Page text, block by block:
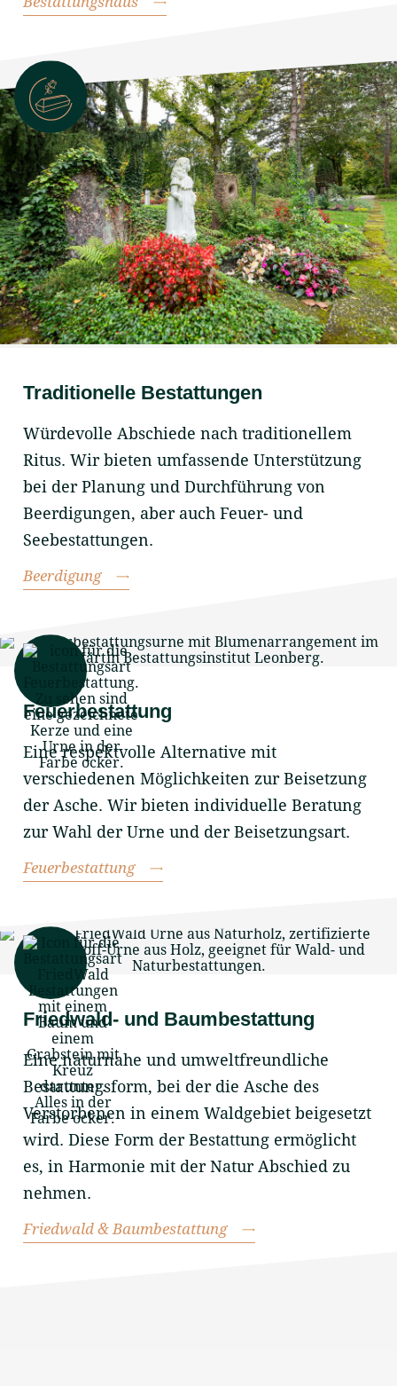
Traditionelle Bestattungen
Würdevolle Abschiede nach traditionellem
Ritus. Wir bieten umfassende Unterstützung
bei der Planung und Durchführung von
Beerdigungen, aber auch Feuer- und
Seebestattungen.
Beerdigung
Feuerbestattung
Eine respektvolle Alternative mit
verschiedenen Möglichkeiten zur Beisetzung
der Asche. Wir bieten individuelle Beratung
zur Wahl der Urne und der Beisetzungsart.
Feuerbestattung
Friedwald- und Baumbestattung
Eine naturnahe und umweltfreundliche
Bestattungsform, bei der die Asche des
Verstorbenen in einem Waldgebiet beigesetzt
wird. Diese Form der Bestattung ermöglicht
es, in Harmonie mit der Natur Abschied zu
nehmen.
Friedwald & Baumbestattung